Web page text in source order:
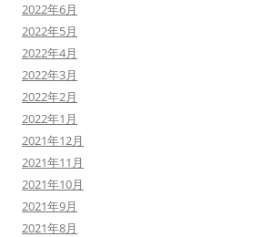
2022年6月
2022年5月
2022年4月
2022年3月
2022年2月
2022年1月
2021年12月
2021年11月
2021年10月
2021年9月
2021年8月